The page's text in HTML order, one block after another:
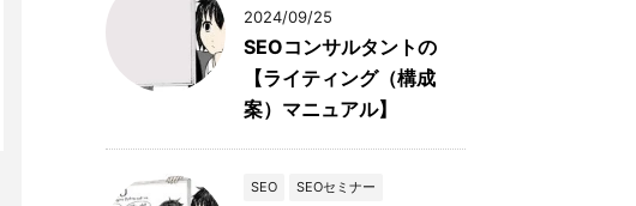
2024/09/25
SEOコンサルタントの
【ライティング（構成
案）マニュアル】
SEO
SEOセミナー